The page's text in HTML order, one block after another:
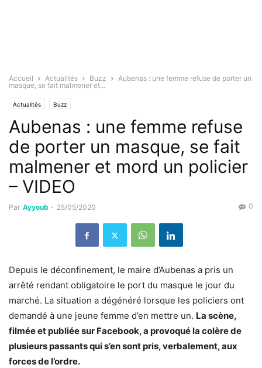
Accueil Actualités Buzz
Aubenas : une femme refuse de porter un
masque, se fait malmener et...
Actualités Buzz
Aubenas : une femme refuse
de porter un masque, se fait
malmener et mord un policier
– VIDEO
Par Ayyoub - 25/05/2020 0
Depuis le déconfinement, le maire d’Aubenas a pris un
arrêté rendant obligatoire le port du masque le jour du
marché. La situation a dégénéré lorsque les policiers ont
demandé à une jeune femme d’en mettre un. La scène,
filmée et publiée sur Facebook, a provoqué la colère de
plusieurs passants qui s’en sont pris, verbalement, aux
forces de l’ordre.